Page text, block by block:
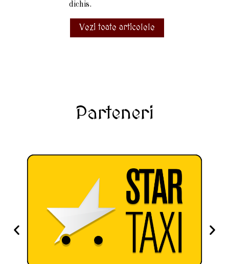
dichis.
Vezi toate articolele
Parteneri